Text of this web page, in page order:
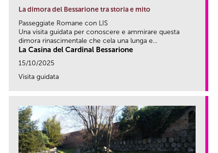
La dimora del Bessarione tra storia e mito
Passeggiate Romane con LIS
Una visita guidata per conoscere e ammirare questa
dimora rinascimentale che cela una lunga e...
La Casina del Cardinal Bessarione
15/10/2025
Visita guidata